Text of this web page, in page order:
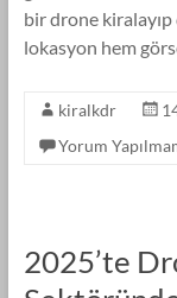
bir drone kiralayıp
lokasyon hem
kiralkdr
Yorum
2025’te